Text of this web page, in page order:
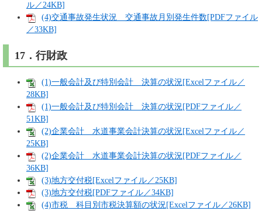
ル／24KB]
(4)交通事故発生状況 交通事故月別発生件数[PDFファイル
／33KB]
17．行財政
(1)一般会計及び特別会計 決算の状況[Excelファイル／
28KB]
(1)一般会計及び特別会計 決算の状況[PDFファイル／
51KB]
(2)企業会計 水道事業会計決算の状況[Excelファイル／
25KB]
(2)企業会計 水道事業会計決算の状況[PDFファイル／
36KB]
(3)地方交付税[Excelファイル／25KB]
(3)地方交付税[PDFファイル／34KB]
(4)市税 科目別市税決算額の状況[Excelファイル／26KB]